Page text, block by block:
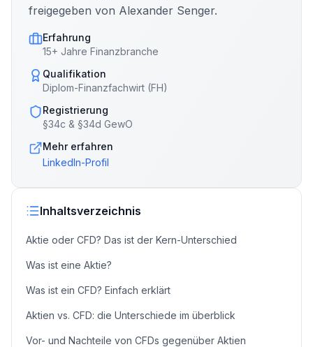
freigegeben von Alexander Senger.
Erfahrung
15+ Jahre Finanzbranche
Qualifikation
Diplom-Finanzfachwirt (FH)
Registrierung
§34c & §34d GewO
Mehr erfahren
LinkedIn-Profil
Inhaltsverzeichnis
Aktie oder CFD? Das ist der Kern-Unterschied
Was ist eine Aktie?
Was ist ein CFD? Einfach erklärt
Aktien vs. CFD: die Unterschiede im überblick
Vor- und Nachteile von CFDs gegenüber Aktien